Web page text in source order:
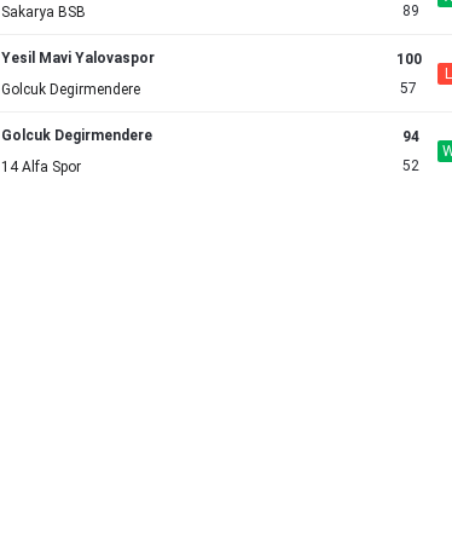
Sakarya BSB 89
Yesil Mavi Yalovaspor
Golcuk Degirmendere
100
57
L
Golcuk Degirmendere
14 Alfa Spor
94
52